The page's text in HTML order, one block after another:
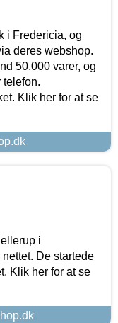
i Fredericia, og
deres webshop.
50.000 varer, og
Klik her for at se
i
De startede
Klik her for at se